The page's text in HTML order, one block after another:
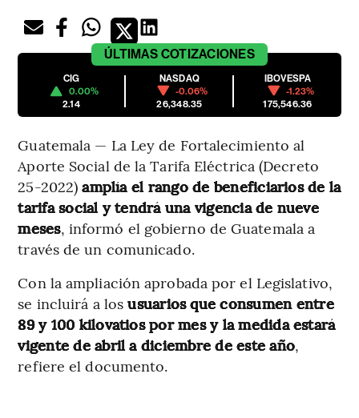
ÚLTIMAS COTIZACIONES
CIG
0.00%
2.14
NASDAQ
-0.06%
26,348.35
IBOVESPA
-1.23%
175,546.36
Guatemala — La Ley de Fortalecimiento al
Aporte Social de la Tarifa Eléctrica (Decreto
25-2022)amplía el rango de beneficiarios de la
tarifa social y tendrá una vigencia de nueve
meses, informó el gobierno de Guatemala a
través de un comunicado.
Con la ampliación aprobada por el Legislativo,
se incluirá a los usuarios que consumen entre
89 y 100 kilovatios por mes y la medida estará
vigente de abril a diciembre de este año,
refiere el documento.